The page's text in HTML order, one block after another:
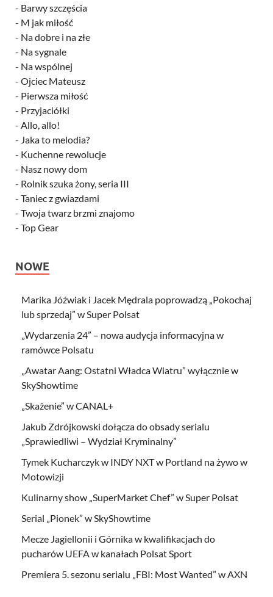
- Barwy szczęścia
- M jak miłość
- Na dobre i na złe
- Na sygnale
- Na wspólnej
- Ojciec Mateusz
- Pierwsza miłość
- Przyjaciółki
- Allo, allo!
- Jaka to melodia?
- Kuchenne rewolucje
- Nasz nowy dom
- Rolnik szuka żony, seria III
- Taniec z gwiazdami
- Twoja twarz brzmi znajomo
- Top Gear
NOWE
Marika Jóźwiak i Jacek Mędrala poprowadzą „Pokochaj
lub sprzedaj” w Super Polsat
„Wydarzenia 24” – nowa audycja informacyjna w
ramówce Polsatu
„Awatar Aang: Ostatni Władca Wiatru” wyłącznie w
SkyShowtime
„Skażenie” w CANAL+
Jakub Zdrójkowski dołącza do obsady serialu
„Sprawiedliwi – Wydział Kryminalny”
Tymek Kucharczyk w INDY NXT w Portland na żywo w
Motowizji
Kulinarny show „SuperMarket Chef” w Super Polsat
Serial „Pionek” w SkyShowtime
Mecze Jagiellonii i Górnika w kwalifikacjach do
pucharów UEFA w kanałach Polsat Sport
Premiera 5. sezonu serialu „FBI: Most Wanted” w AXN